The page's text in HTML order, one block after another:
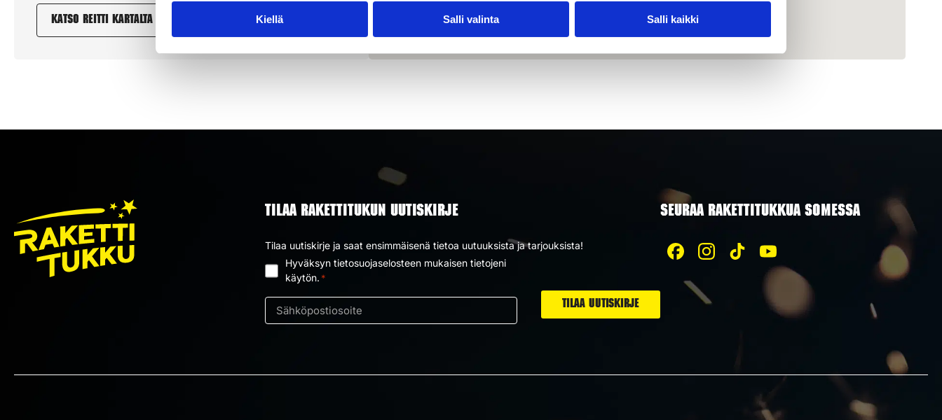
Kiellä Salli valinta Salli kaikki
Katso reitti kartalta
TILAA RAKETTITUKUN UUTISKIRJE
Tilaa uutiskirje ja saat ensimmäisenä tietoa uutuuksista ja tarjouksista!
Suostumus
*
Hyväksyn tietosuojaselosteen mukaisen tietojeni
käytön. *
Sähköposti
SEURAA RAKETTITUKKUA SOMESSA